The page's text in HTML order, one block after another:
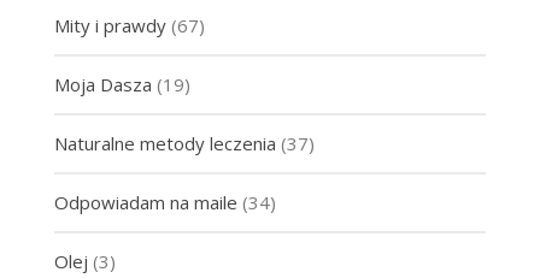
Mity i prawdy(67)
Moja Dasza (19)
Naturalne metody leczenia (37)
Odpowiadam na maile (34)
Olej (3)